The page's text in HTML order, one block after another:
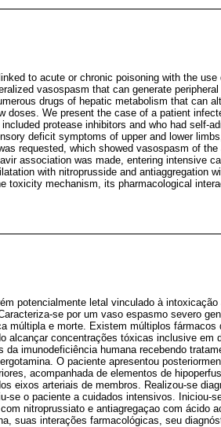
to acute or chronic poisoning with the
vasospasm that can generate
drugs of hepatic metabolism that can
doses. We present the case of a patient
protease inhibitors and who had self-
deficit symptoms of upper and lower
requested, which showed vasospasm of
association was made, entering intensive
with nitroprusside and antiaggregation
toxicity mechanism, its pharmacological
potencialmente letal vinculado à intoxicação
se por um vaso espasmo severo
múltipla e morte. Existem múltiplos fármacos
alcançar concentrações tóxicas inclusive em
imunodeficiência humana recebendo
O paciente apresentou
acompanhada de elementos de
eixos arteriais de membros. Realizou-se
se o paciente a cuidados intensivos. Iniciou-
nitroprussiato e antiagregaçao com ácido
suas interações farmacológicas, seu